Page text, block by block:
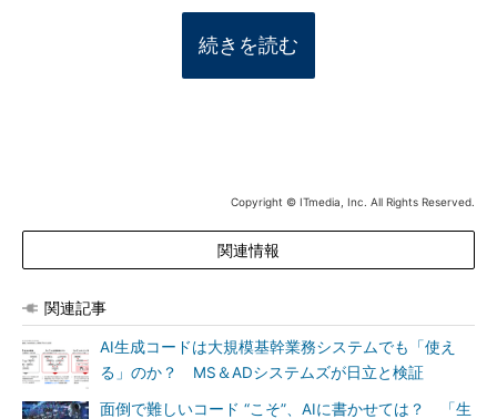
続きを読む
Copyright © ITmedia, Inc. All Rights Reserved.
関連情報
関連記事
AI生成コードは大規模基幹業務システムでも「使え
る」のか？ MS＆ADシステムズが日立と検証
面倒で難しいコード “こそ”、AIに書かせては？ 「生